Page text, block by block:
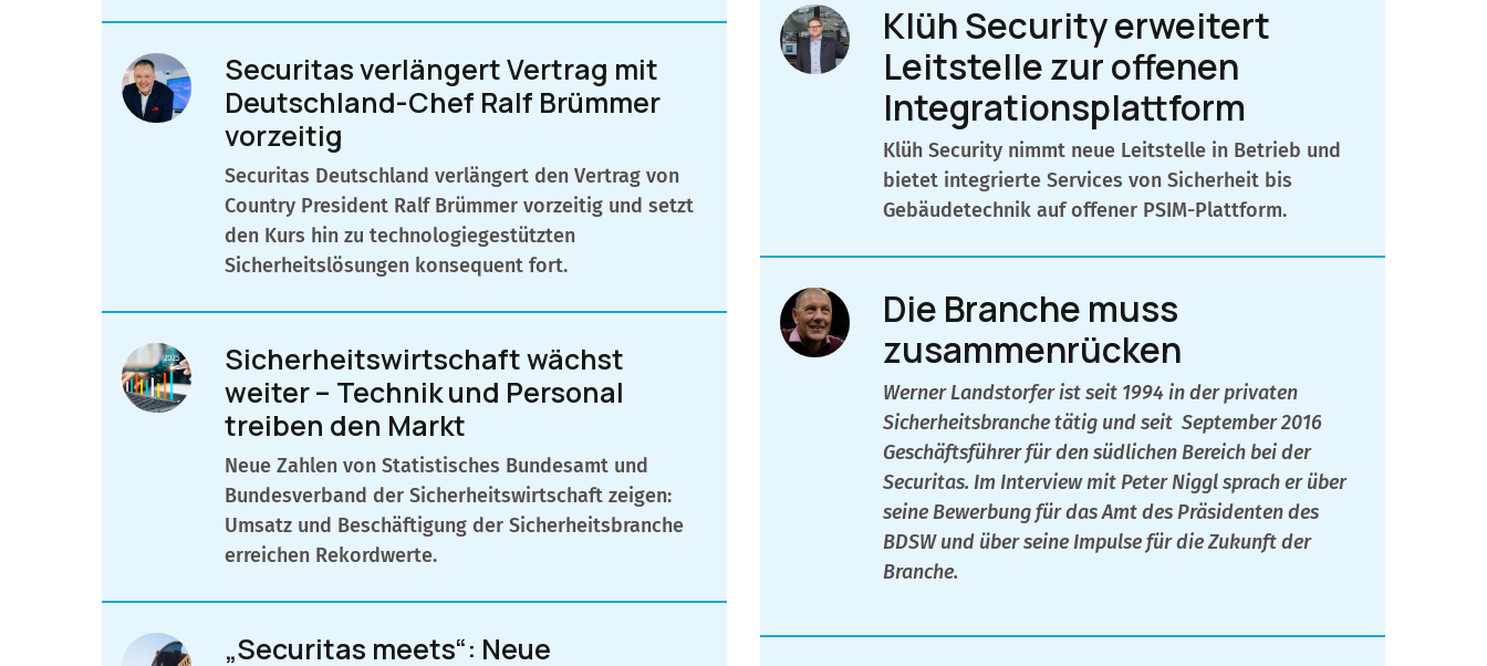
Securitas verlängert Vertrag mit
Deutschland-Chef Ralf Brümmer
vorzeitig
Securitas Deutschland verlängert den Vertrag von
Country President Ralf Brümmer vorzeitig und setzt
den Kurs hin zu technologiegestützten
Sicherheitslösungen konsequent fort.
Sicherheitswirtschaft wächst
weiter – Technik und Personal
treiben den Markt
Neue Zahlen von Statistisches Bundesamt und
Bundesverband der Sicherheitswirtschaft zeigen:
Umsatz und Beschäftigung der Sicherheitsbranche
erreichen Rekordwerte.
„Securitas meets“: Neue
Klüh Security erweitert
Leitstelle zur offenen
Integrationsplattform
Klüh Security nimmt neue Leitstelle in Betrieb und
bietet integrierte Services von Sicherheit bis
Gebäudetechnik auf offener PSIM-Plattform.
Die Branche muss
zusammenrücken
Werner Landstorfer ist seit 1994 in der privaten
Sicherheitsbranche tätig und seit September 2016
Geschäftsführer für den südlichen Bereich bei der
Securitas. Im Interview mit Peter Niggl sprach er über
seine Bewerbung für das Amt des Präsidenten des
BDSW und über seine Impulse für die Zukunft der
Branche.